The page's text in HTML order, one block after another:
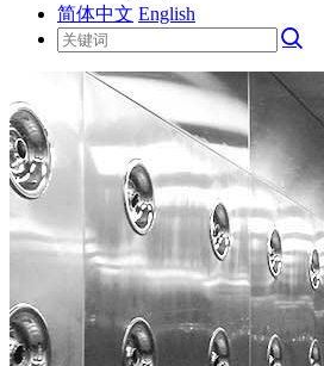
简体中文 English